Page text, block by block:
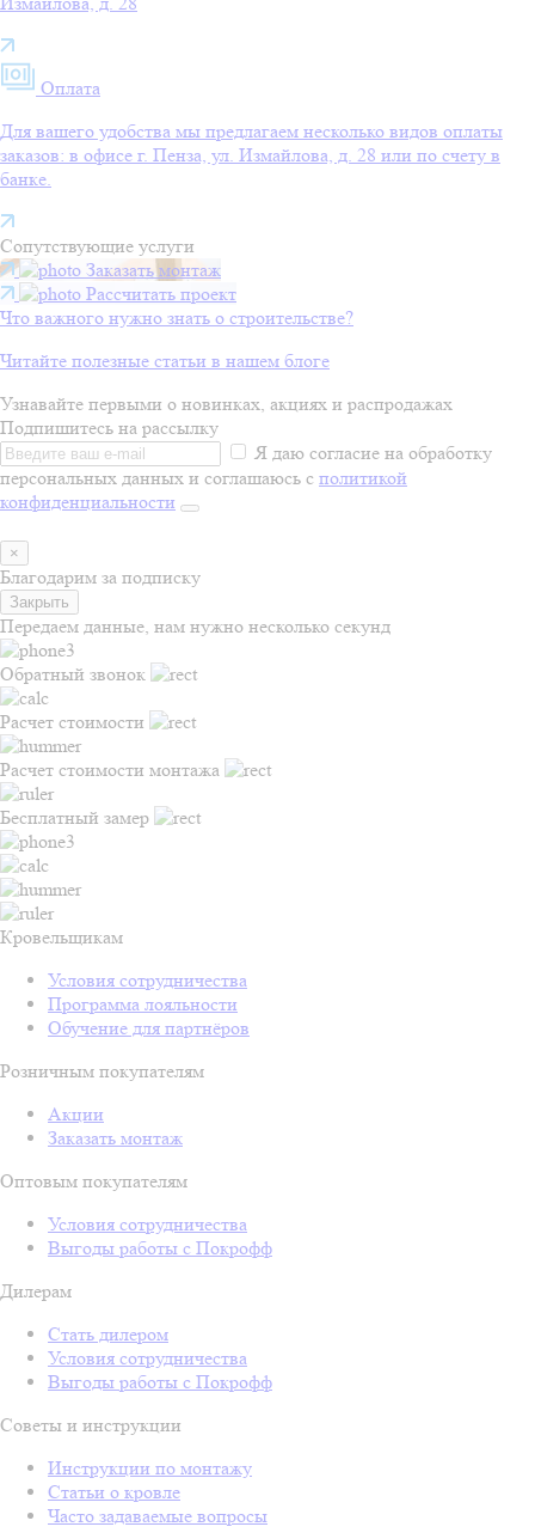
Оплата
Для вашего удобства мы предлагаем несколько видов оплаты
заказов: в офисе г. Пенза, ул. Измайлова, д. 28 или по счету в
банке.
Сопутствующие услуги
Заказать монтаж
Рассчитать проект
Что важного нужно знать о строительстве?
Читайте полезные статьи в нашем блоге
Узнавайте первыми о новинках, акциях и распродажах
Подпишитесь на рассылку
Я даю согласие на обработку
персональных данных и соглашаюсь с политикой
конфиденциальности
×
Благодарим за подписку
Закрыть
Передаем данные, нам нужно несколько секунд
Обратный звонок
Расчет стоимости
Расчет стоимости монтажа
Бесплатный замер
Кровельщикам
Условия сотрудничества
Программа лояльности
Обучение для партнёров
Розничным покупателям
Акции
Заказать монтаж
Оптовым покупателям
Условия сотрудничества
Выгоды работы с Покрофф
Дилерам
Стать дилером
Условия сотрудничества
Выгоды работы с Покрофф
Советы и инструкции
Инструкции по монтажу
Статьи о кровле
Часто задаваемые вопросы